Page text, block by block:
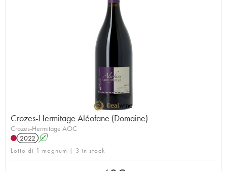
Crozes-Hermitage Aléofane (Domaine)
Crozes-Hermitage AOC
2022 A
Lotto di 1 magnum | 3 in stock